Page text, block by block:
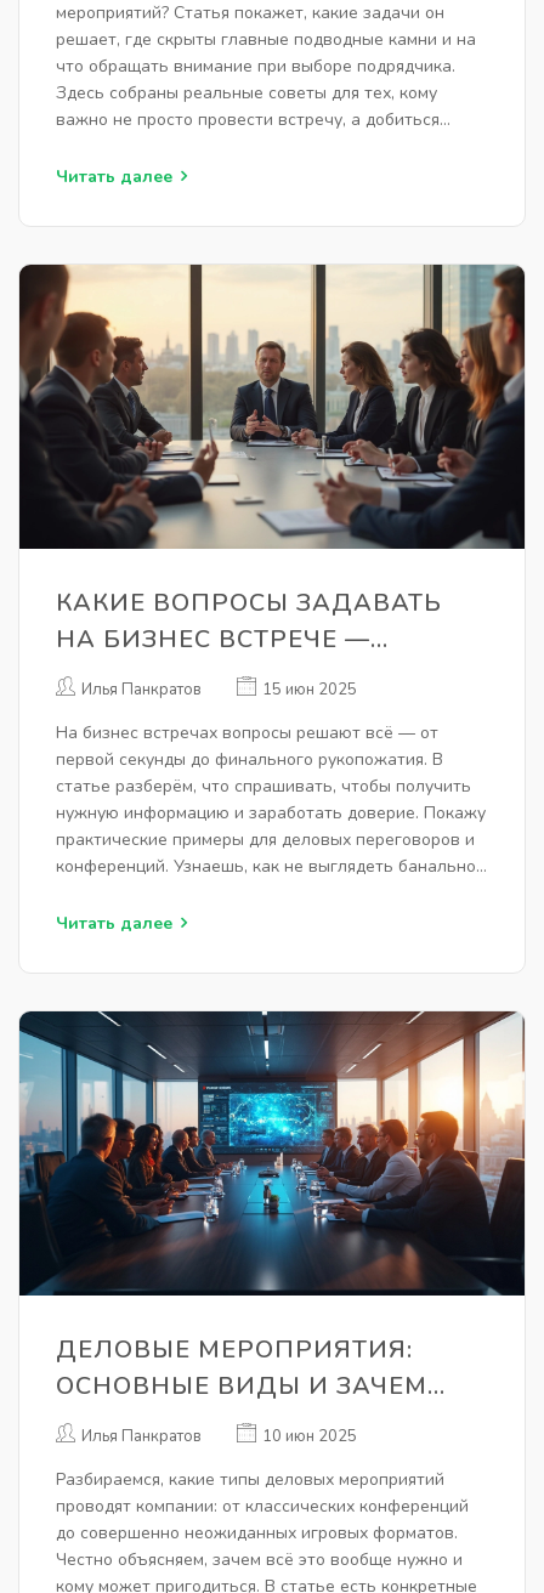
мероприятий? Статья покажет, какие задачи он
решает, где скрыты главные подводные камни и на
что обращать внимание при выборе подрядчика.
Здесь собраны реальные советы для тех, кому
важно не просто провести встречу, а добиться
которые часто упускают из виду заказчики. Всё по
уровне.
Читать далее
КАКИЕ ВОПРОСЫ ЗАДАВАТЬ
НА БИЗНЕС ВСТРЕЧЕ —
КОРОТКИЙ ГИД ДЛЯ БЫСТРЫХ
Илья Панкратов 15 июн 2025
На бизнес встречах вопросы решают всё — от
первой секунды до финального рукопожатия. В
статье разберём, что спрашивать, чтобы получить
нужную информацию и заработать доверие. Покажу
практические примеры для деловых переговоров и
конференций. Узнаешь, как не выглядеть банально
Расскажу, какие вопросы помогают выйти на новый
Читать далее
ДЕЛОВЫЕ МЕРОПРИЯТИЯ:
ОСНОВНЫЕ ВИДЫ И ЗАЧЕМ
ОНИ НУЖНЫ
Илья Панкратов 10 июн 2025
Разбираемся, какие типы деловых мероприятий
проводят компании: от классических конференций
до совершенно неожиданных игровых форматов.
Честно объясняем, зачем всё это вообще нужно и
кому может пригодиться. В статье есть конкретные